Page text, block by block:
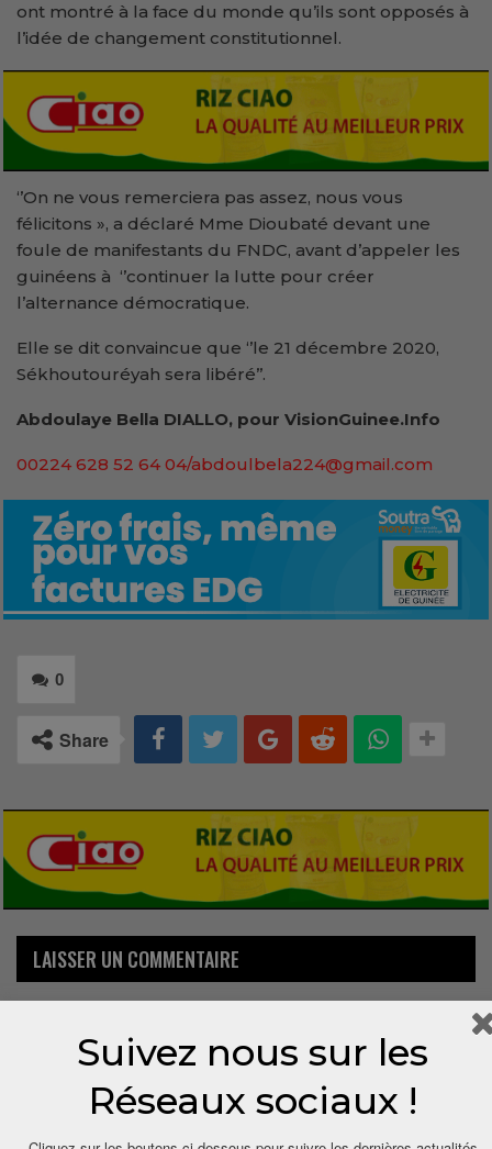
ont montré à la face du monde qu’ils sont opposés à
l’idée de changement constitutionnel.
‘’On ne vous remerciera pas assez, nous vous
félicitons », a déclaré Mme Dioubaté devant une
foule de manifestants du FNDC, avant d’appeler les
guinéens à ‘’continuer la lutte pour créer
l’alternance démocratique.
Elle se dit convaincue que ‘’le 21 décembre 2020,
Sékhoutouréyah sera libéré’’.
Abdoulaye Bella DIALLO, pour VisionGuinee.Info
00224 628 52 64 04/abdoulbela224@gmail.com
0
Share
LAISSER UN COMMENTAIRE
Suivez nous sur les
Réseaux sociaux !